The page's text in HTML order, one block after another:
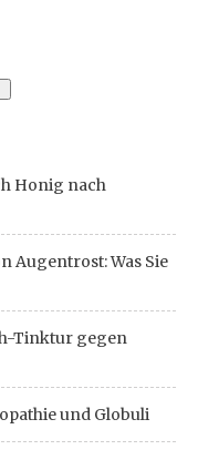
Honig nach
Augentrost: Was Sie
Tinktur gegen
und Globuli